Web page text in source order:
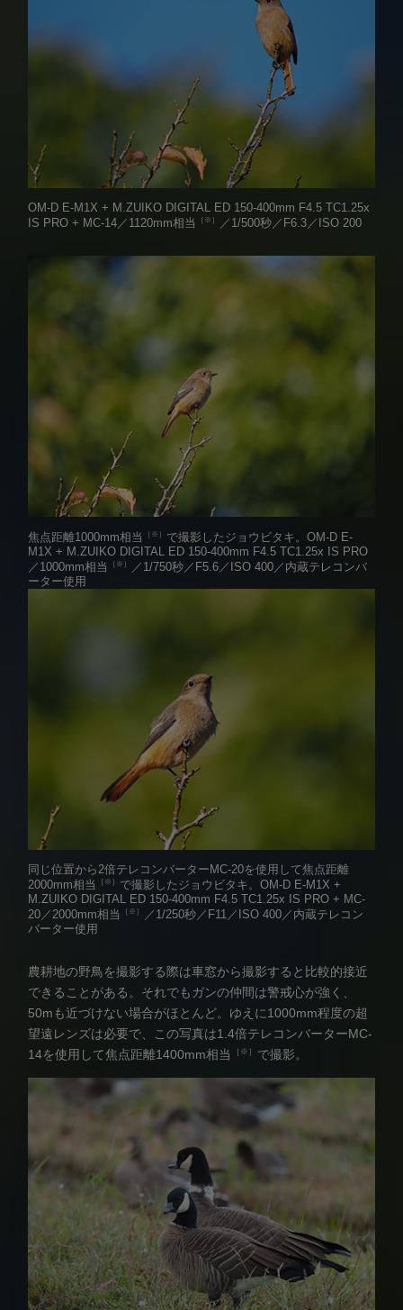
OM-D E-M1X + M.ZUIKO DIGITAL ED 150-400mm F4.5 TC1.25x
IS PRO + MC-14／1120mm相当
［※］ ／1/500秒／F6.3／ISO 200
焦点距離1000mm相当 ［※］ で撮影したジョウビタキ。OM-D E-
M1X + M.ZUIKO DIGITAL ED 150-400mm F4.5 TC1.25x IS PRO
／1000mm相当
［※］
／1/750秒／F5.6／ISO 400／内蔵テレコンバ
ーター使用
同じ位置から2倍テレコンバーターMC-20を使用して焦点距離
2000mm相当
［※］ で撮影したジョウビタキ。OM-D E-M1X +
M.ZUIKO DIGITAL ED 150-400mm F4.5 TC1.25x IS PRO + MC-
20／2000mm相当
［※］
／1/250秒／F11／ISO 400／内蔵テレコン
バーター使用
農耕地の野鳥を撮影する際は車窓から撮影すると比較的接近
できることがある。それでもガンの仲間は警戒心が強く、
50mも近づけない場合がほとんど。ゆえに1000mm程度の超
望遠レンズは必要で、この写真は1.4倍テレコンバーターMC-
14を使用して焦点距離1400mm相当
［※］ で撮影。